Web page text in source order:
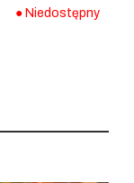
● Niedostępny